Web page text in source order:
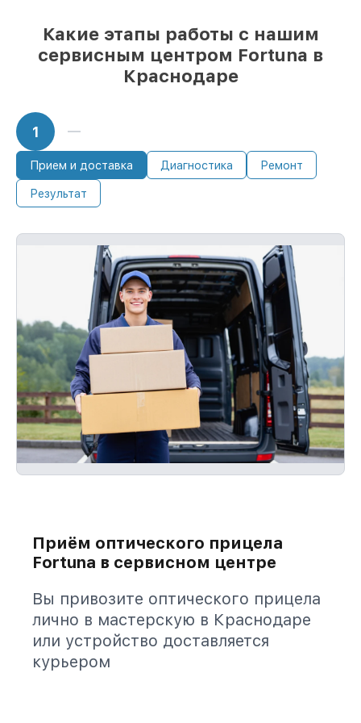
Какие этапы работы с нашим
сервисным центром Fortuna в
Краснодаре
1
Прием и доставка Диагностика Ремонт
Результат
Приём оптического прицела
Fortuna в сервисном центре
Вы привозите оптического прицела
лично в мастерскую в Краснодаре
или устройство доставляется
курьером